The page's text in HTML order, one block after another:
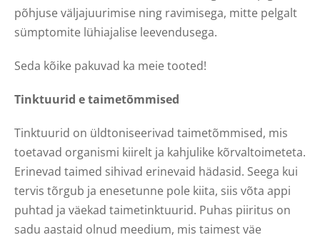
põhjuse väljajuurimise ning ravimisega, mitte pelgalt
sümptomite lühiajalise leevendusega.
Seda kõike pakuvad ka meie tooted!
Tinktuurid e taimetõmmised
Tinktuurid on üldtoniseerivad taimetõmmised, mis
toetavad organismi kiirelt ja kahjulike kõrvaltoimeteta.
Erinevad taimed sihivad erinevaid hädasid. Seega kui
tervis tõrgub ja enesetunne pole kiita, siis võta appi
puhtad ja väekad taimetinktuurid. Puhas piiritus on
sadu aastaid olnud meedium, mis taimest väe